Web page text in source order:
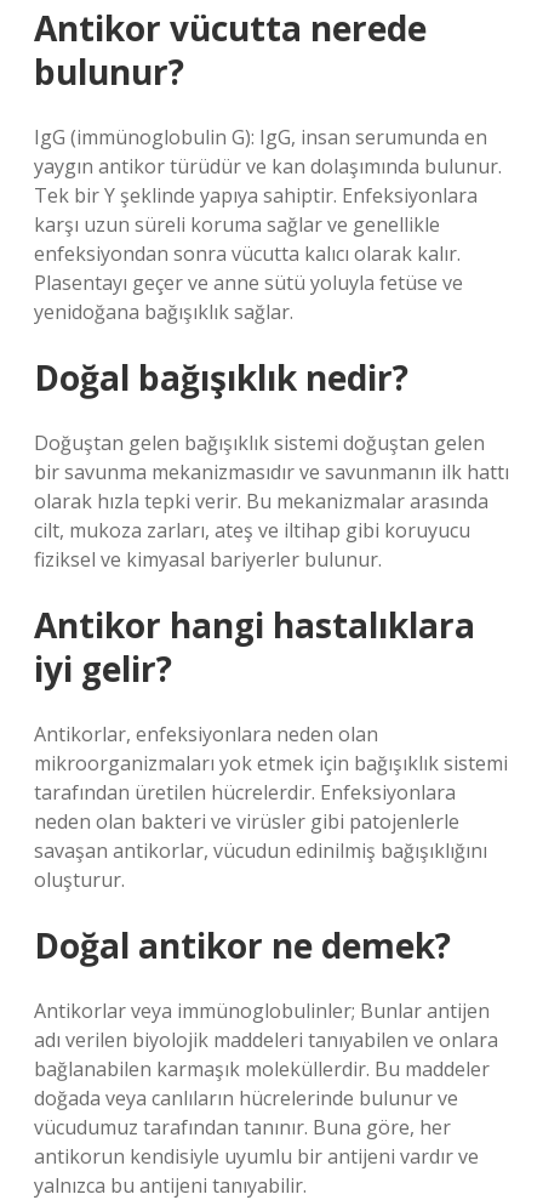
Antikor vücutta nerede
bulunur?
IgG (immünoglobulin G): IgG, insan serumunda en
yaygın antikor türüdür ve kan dolaşımında bulunur.
Tek bir Y şeklinde yapıya sahiptir. Enfeksiyonlara
karşı uzun süreli koruma sağlar ve genellikle
enfeksiyondan sonra vücutta kalıcı olarak kalır.
Plasentayı geçer ve anne sütü yoluyla fetüse ve
yenidoğana bağışıklık sağlar.
Doğal bağışıklık nedir?
Doğuştan gelen bağışıklık sistemi doğuştan gelen
bir savunma mekanizmasıdır ve savunmanın ilk hattı
olarak hızla tepki verir. Bu mekanizmalar arasında
cilt, mukoza zarları, ateş ve iltihap gibi koruyucu
fiziksel ve kimyasal bariyerler bulunur.
Antikor hangi hastalıklara
iyi gelir?
Antikorlar, enfeksiyonlara neden olan
mikroorganizmaları yok etmek için bağışıklık sistemi
tarafından üretilen hücrelerdir. Enfeksiyonlara
neden olan bakteri ve virüsler gibi patojenlerle
savaşan antikorlar, vücudun edinilmiş bağışıklığını
oluşturur.
Doğal antikor ne demek?
Antikorlar veya immünoglobulinler; Bunlar antijen
adı verilen biyolojik maddeleri tanıyabilen ve onlara
bağlanabilen karmaşık moleküllerdir. Bu maddeler
doğada veya canlıların hücrelerinde bulunur ve
vücudumuz tarafından tanınır. Buna göre, her
antikorun kendisiyle uyumlu bir antijeni vardır ve
yalnızca bu antijeni tanıyabilir.